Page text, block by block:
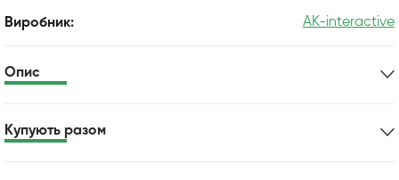
Виробник: AK-interactive
Опис
Купують разом